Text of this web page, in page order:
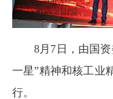
8月7日，由国
一星”精神和核工业
行。